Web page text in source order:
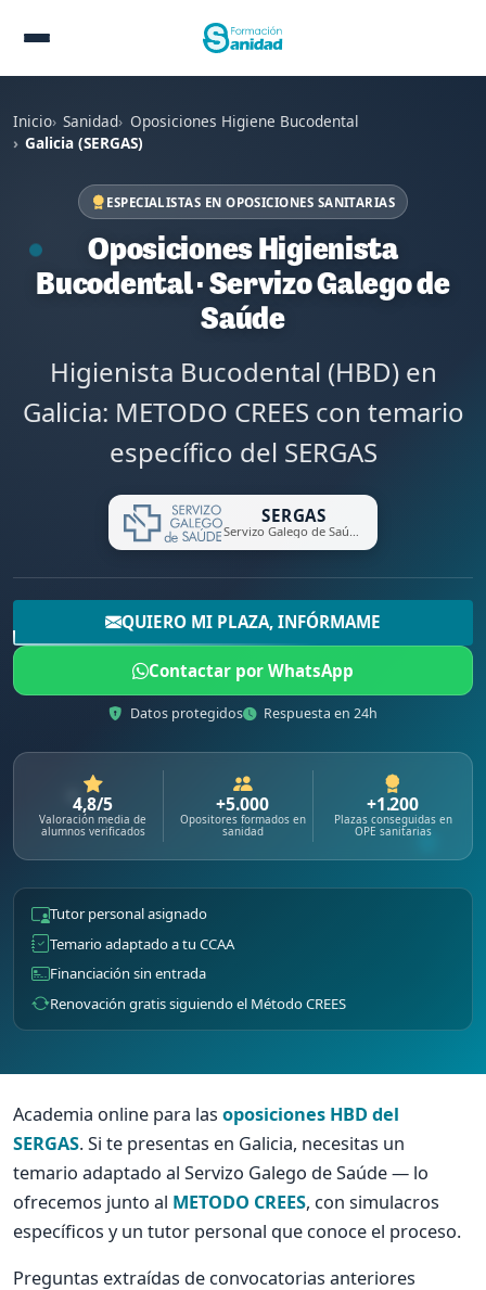
Inicio Sanidad Oposiciones Higiene Bucodental
Galicia (SERGAS)
ESPECIALISTAS EN OPOSICIONES SANITARIAS
Oposiciones Higienista
Bucodental · Servizo Galego de
Saúde
Higienista Bucodental (HBD) en
Galicia: METODO CREES con temario
específico del SERGAS
SERGAS
Servizo Galego de Saúde
QUIERO MI PLAZA, INFÓRMAME
Contactar por WhatsApp
Datos protegidos Respuesta en 24h
4,8/5
Valoración media de
alumnos verificados
+5.000
Opositores formados en
sanidad
+1.200
Plazas conseguidas en
OPE sanitarias
Tutor personal asignado
Temario adaptado a tu CCAA
Financiación sin entrada
Renovación gratis siguiendo el Método CREES
Academia online para las oposiciones HBD del
SERGAS. Si te presentas en Galicia, necesitas un
temario adaptado al Servizo Galego de Saúde — lo
ofrecemos junto al METODO CREES, con simulacros
específicos y un tutor personal que conoce el proceso.
Preguntas extraídas de convocatorias anteriores